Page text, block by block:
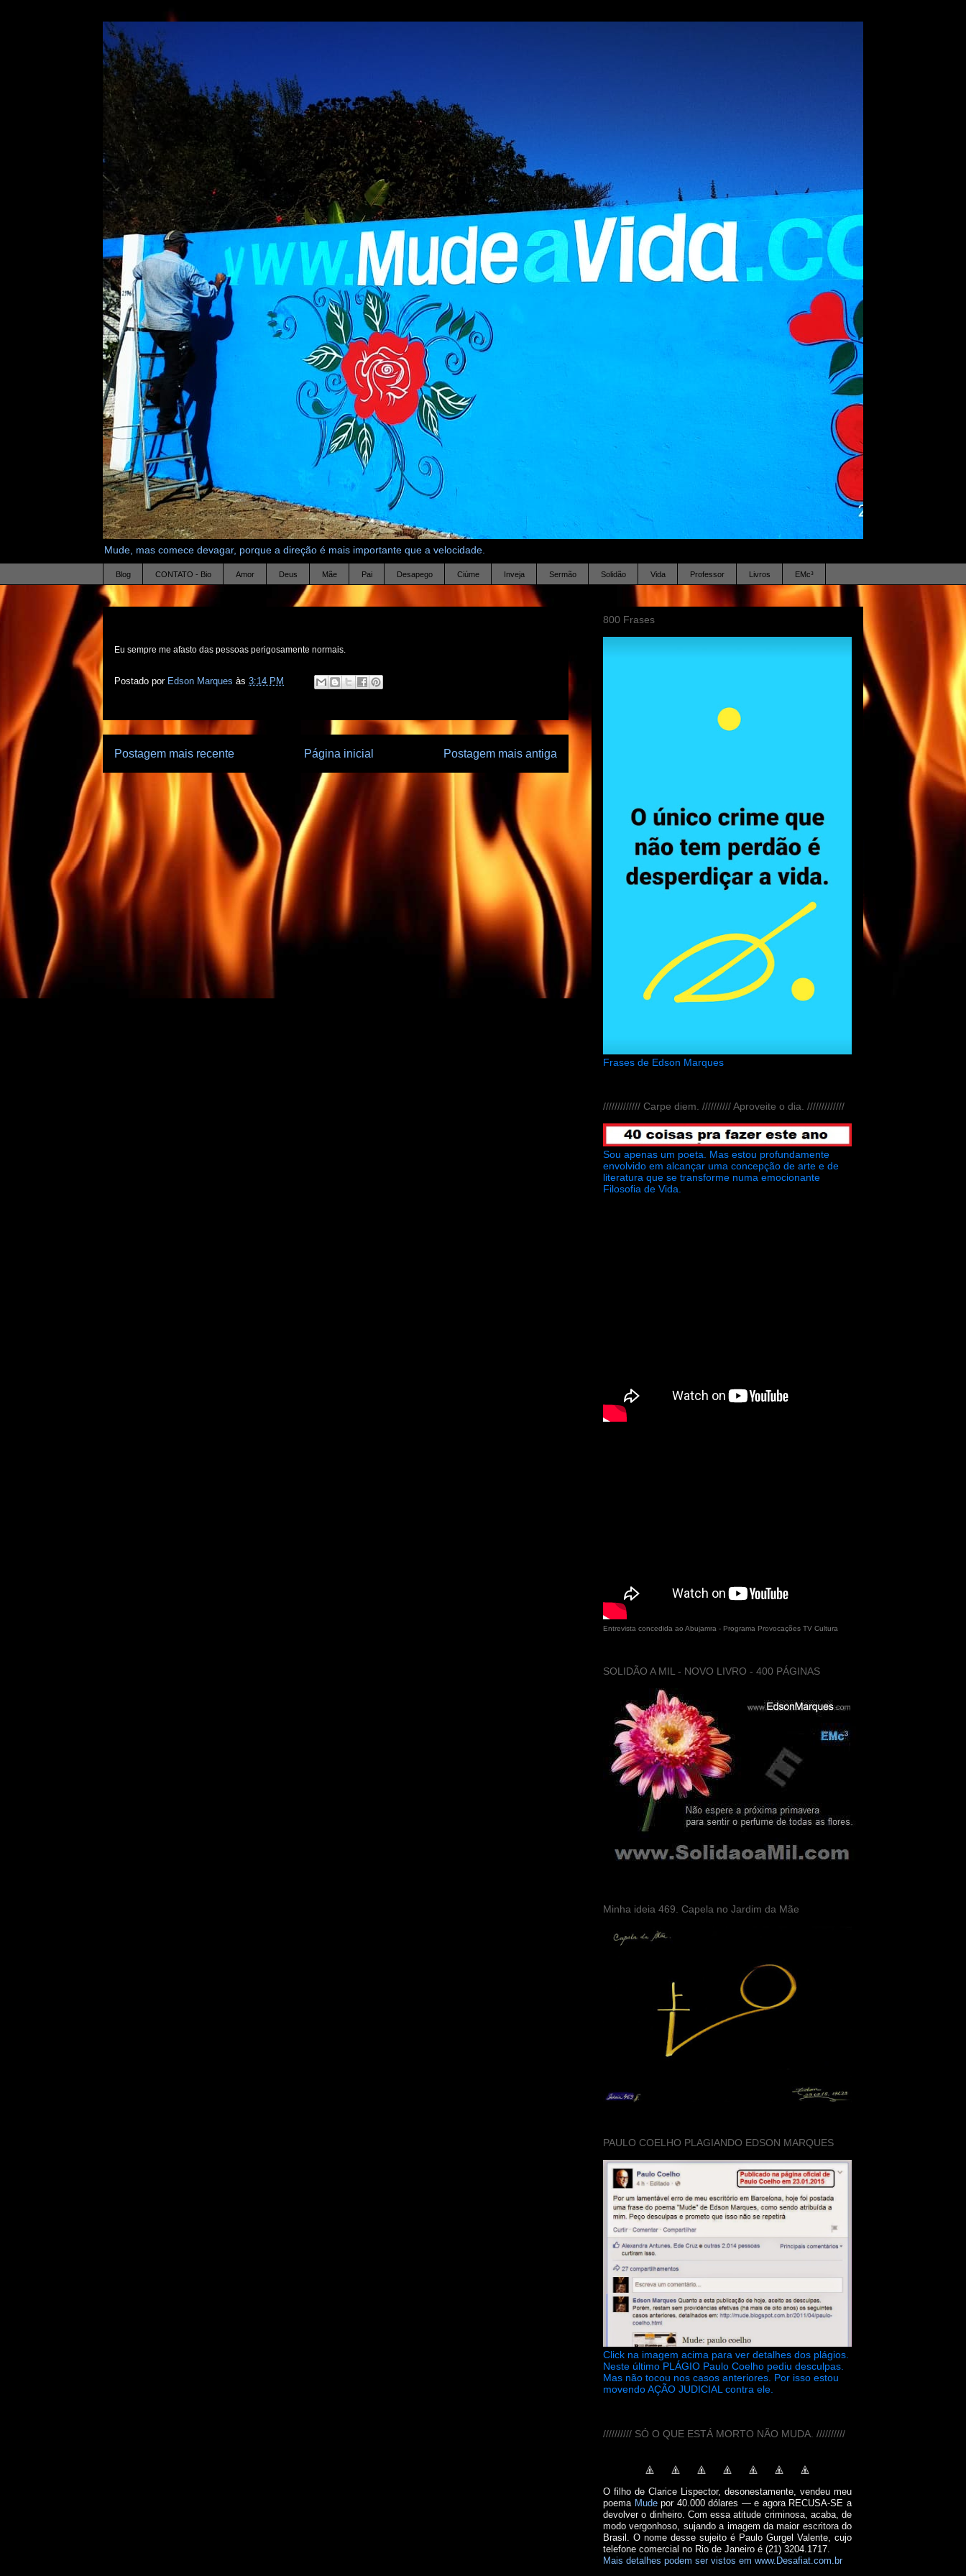
Mude, mas comece devagar, porque a direção é mais importante que a velocidade.
Blog CONTATO - Bio Amor Deus Mãe Pai Desapego Ciúme Inveja Sermão Solidão Vida Professor Livros EMc³
Eu sempre me afasto das pessoas perigosamente normais.
Postado por Edson Marques às 3:14 PM
Postagem mais recente Postagem mais antiga
Página inicial
800 Frases
Frases de Edson Marques
///////////// Carpe diem. ////////// Aproveite o dia. /////////////
Sou apenas um poeta. Mas estou profundamente
envolvido em alcançar uma concepção de arte e de
literatura que se transforme numa emocionante
Filosofia de Vida.
Entrevista concedida ao Abujamra - Programa Provocações TV Cultura
SOLIDÃO A MIL - NOVO LIVRO - 400 PÁGINAS
Minha ideia 469. Capela no Jardim da Mãe
PAULO COELHO PLAGIANDO EDSON MARQUES
Click na imagem acima para ver detalhes dos plágios.
Neste último PLÁGIO Paulo Coelho pediu desculpas.
Mas não tocou nos casos anteriores. Por isso estou
movendo AÇÃO JUDICIAL contra ele.
////////// SÓ O QUE ESTÁ MORTO NÃO MUDA. //////////
O filho de Clarice Lispector, desonestamente, vendeu meu
poema Mudepor 40.000 dólares — e agora RECUSA-SE a
devolver o dinheiro. Com essa atitude criminosa, acaba, de
modo vergonhoso, sujando a imagem da maior escritora do
Brasil. O nome desse sujeito é Paulo Gurgel Valente, cujo
telefone comercial no Rio de Janeiro é (21) 3204.1717.
Mais detalhes podem ser vistos em www.Desafiat.com.br